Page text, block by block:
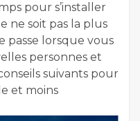
pour s’installer
ne soit pas la plus
passe lorsque vous
personnes et
suivants pour
et moins